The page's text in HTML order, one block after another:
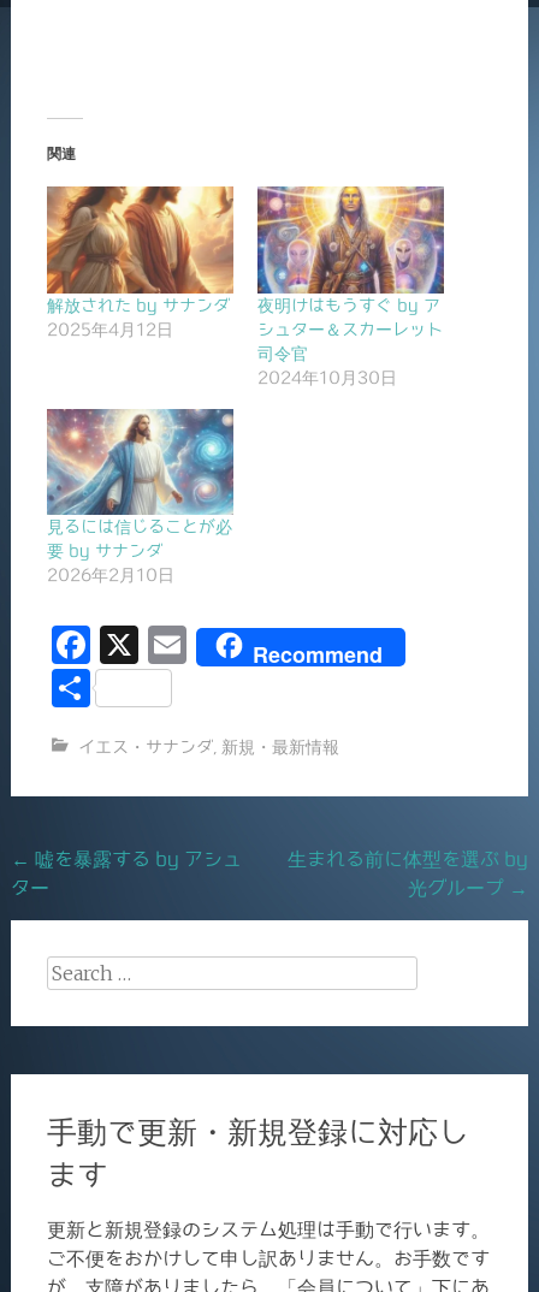
関連
解放された by サナンダ
2025年4月12日
夜明けはもうすぐ by ア
シュター＆スカーレット
司令官
2024年10月30日
見るには信じることが必
要 by サナンダ
2026年2月10日
F
a
e
b
o
k
X
E
l
Recommend
共
イエス・サナンダ, 新規・最新情報
Post
navigation
← 嘘を暴露する by アシュ
ター
生まれる前に体型を選ぶ by
光グループ →
Search
手動で更新・新規登録に対応し
ます
更新と新規登録のシステム処理は手動で行います。
ご不便をおかけして申し訳ありません。お手数です
が、支障がありましたら、「会員について」下にあ